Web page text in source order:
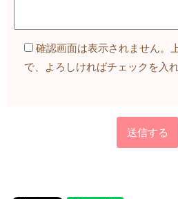
確認画面は表示されません。
で、よろしければチェックを入